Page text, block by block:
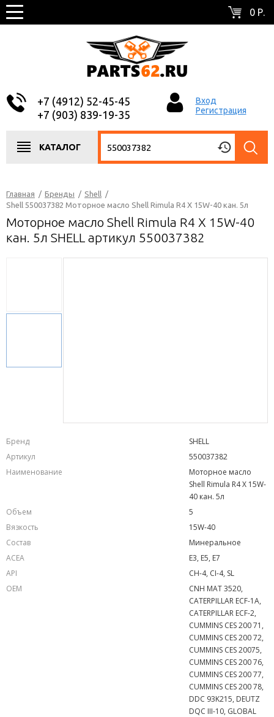
0 Р.
+7 (4912) 52-45-45
+7 (903) 839-19-35
Вход
Регистрация
КАТАЛОГ
Главная / Бренды / Shell /
Shell 550037382 Моторное масло Shell Rimula R4 X 15W-40 кан. 5л
Моторное масло Shell Rimula R4 X 15W-40
кан. 5л SHELL артикул 550037382
Бренд
SHELL
Артикул
550037382
Наименование
Моторное масло
Shell Rimula R4 X 15W-
40 кан. 5л
Объем
5
Вязкость
15W-40
Состав
Минеральное
ACEA
E3, E5, E7
API
CH-4, CI-4, SL
OEM
CNH MAT 3520,
CATERPILLAR ECF-1A,
CATERPILLAR ECF-2,
CUMMINS CES 200 71,
CUMMINS CES 200 72,
CUMMINS CES 20075,
CUMMINS CES 200 76,
CUMMINS CES 200 77,
CUMMINS CES 200 78,
DDC 93K215, DEUTZ
DQC III-10, GLOBAL